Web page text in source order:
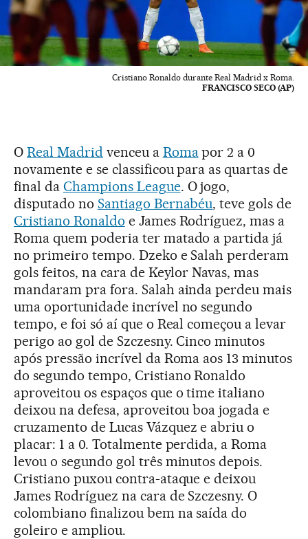
Cristiano Ronaldo durante Real Madrid x Roma.
FRANCISCO SECO (AP)
O Real Madrid venceu a Romapor 2 a 0
novamente e se classificou para as quartas de
final da Champions League. O jogo,
disputado no Santiago Bernabéu, teve gols de
Cristiano Ronaldo e James Rodríguez, mas a
Roma quem poderia ter matado a partida já
no primeiro tempo. Dzeko e Salah perderam
gols feitos, na cara de Keylor Navas, mas
mandaram pra fora. Salah ainda perdeu mais
uma oportunidade incrível no segundo
tempo, e foi só aí que o Real começou a levar
perigo ao gol de Szczesny. Cinco minutos
após pressão incrível da Roma aos 13 minutos
do segundo tempo, Cristiano Ronaldo
aproveitou os espaços que o time italiano
deixou na defesa, aproveitou boa jogada e
cruzamento de Lucas Vázquez e abriu o
placar: 1 a 0. Totalmente perdida, a Roma
levou o segundo gol três minutos depois.
Cristiano puxou contra-ataque e deixou
James Rodríguez na cara de Szczesny. O
colombiano finalizou bem na saída do
goleiro e ampliou.